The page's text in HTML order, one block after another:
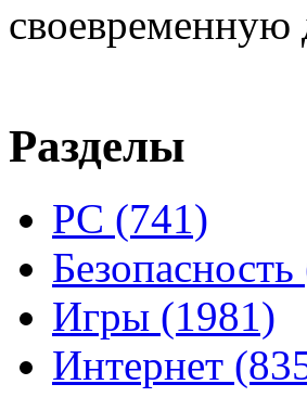
своевременную
Разделы
PC (741)
Безопасность
Игры (1981)
Интернет